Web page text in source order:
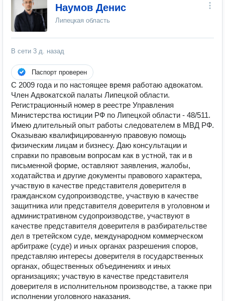
Наумов Денис
Липецкая область
В сети 3 д. назад
Паспорт проверен
С 2009 года и по настоящее время работаю адвокатом.
Член Адвокатской палаты Липецкой области.
Регистрационный номер в реестре Управления
Министерства юстиции РФ по Липецкой области - 48/511.
Имею длительный опыт работы следователем в МВД РФ.
Оказываю квалифицированную правовую помощь
физическим лицам и бизнесу. Даю консультации и
справки по правовым вопросам как в устной, так и в
письменной форме, оставляют заявления, жалобы,
ходатайства и другие документы правового характера,
участвую в качестве представителя доверителя в
гражданском судопроизводстве, участвую в качестве
защитника или представителя доверителя в уголовном и
административном судопроизводстве, участвуют в
качестве представителя доверителя в разбирательстве
дел в третейском суде, международном коммерческом
арбитраже (суде) и иных органах разрешения споров,
представляю интересы доверителя в государственных
органах, общественных объединениях и иных
организациях; участвую в качестве представителя
доверителя в исполнительном производстве, а также при
исполнении уголовного наказания.